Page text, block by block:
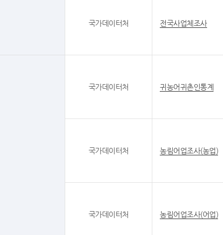
국가데이터처 전국사업체조사
국가데이터처 귀농어귀촌인통계
국가데이터처 농림어업조사(농업)
국가데이터처 농림어업조사(어업)